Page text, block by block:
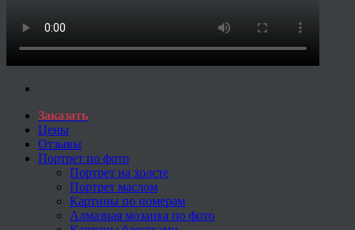
Заказать
Цены
Отзывы
Портрет по фото
Портрет на холсте
Портрет маслом
Картины по номерам
Алмазная мозаика по фото